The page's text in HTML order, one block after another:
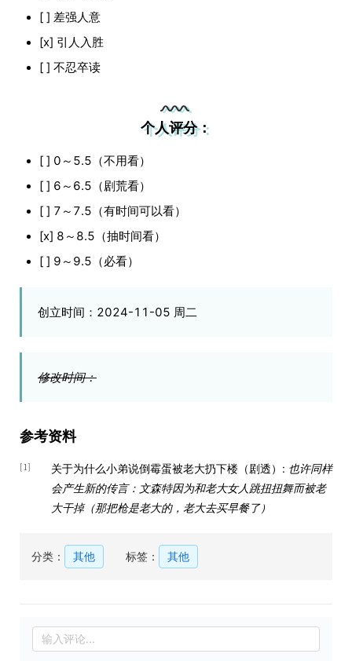
[ ] 差强人意
[x] 引人入胜
[ ] 不忍卒读
个人评分：
[ ] 0～5.5（不用看）
[ ] 6～6.5（剧荒看）
[ ] 7～7.5（有时间可以看）
[x] 8～8.5（抽时间看）
[ ] 9～9.5（必看）
创立时间：2024-11-05 周二
修改时间：
参考资料
[1] 关于为什么小弟说倒霉蛋被老大扔下楼（剧透）: 也许同样
会产生新的传言：文森特因为和老大女人跳扭扭舞而被老
大干掉（那把枪是老大的，老大去买早餐了）
分类： 其他 标签： 其他